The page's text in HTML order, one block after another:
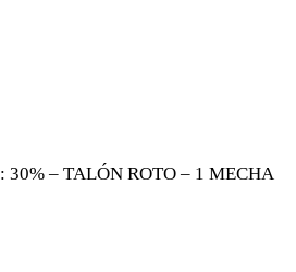
: 30% – TALÓN ROTO – 1 MECHA